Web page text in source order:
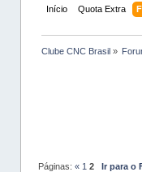
Início Quota Extra
Clube CNC Brasil»
Páginas: « 1 2 Ir para o